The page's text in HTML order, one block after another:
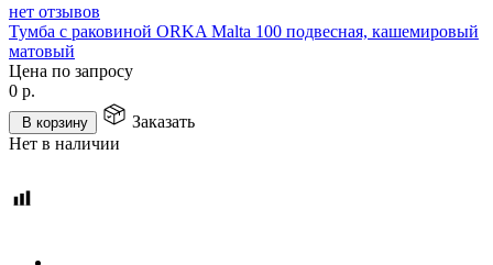
нет отзывов
Тумба с раковиной ORKA Malta 100 подвесная, кашемировый
матовый
Цена по запросу
0 р.
В корзину
Заказать
Нет в наличии